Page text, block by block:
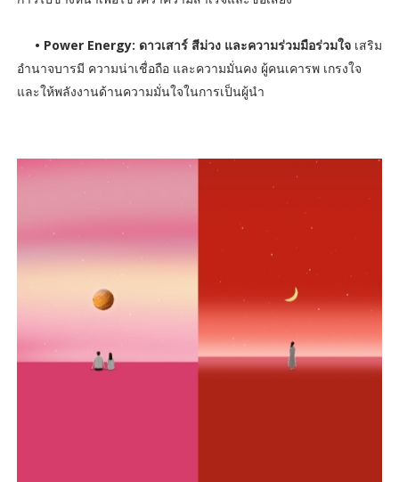
• Power Energy: ดาวเสาร์ สีม่วง และความร่วมมือร่วมใจเสริม
อำนาจบารมี ความน่าเชื่อถือ และความมั่นคง ผู้คนเคารพ เกรงใจ
และให้พลังงานด้านความมั่นใจในการเป็นผู้นำ